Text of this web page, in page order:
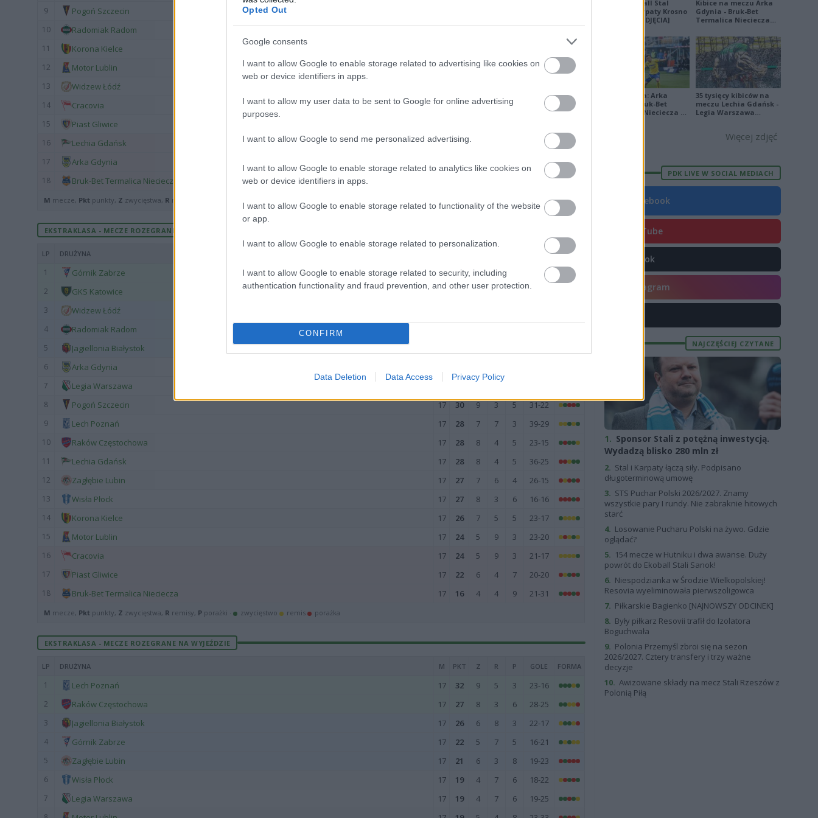
Opted Out
Google consents
I want to allow Google to enable storage related to advertising like cookies on
web or device identifiers in apps.
I want to allow my user data to be sent to Google for online advertising
purposes.
I want to allow Google to send me personalized advertising.
I want to allow Google to enable storage related to analytics like cookies on
web or device identifiers in apps.
I want to allow Google to enable storage related to functionality of the website
or app.
I want to allow Google to enable storage related to personalization.
I want to allow Google to enable storage related to security, including
authentication functionality and fraud prevention, and other user protection.
CONFIRM
Data Deletion Data Access Privacy Policy
9 Pogoń Szczecin
10 Radomiak Radom 34 44 11 11 12 52-53
11 Korona Kielce
12 Motor Lublin 34 43 10 13 11 46-53
13 Widzew Łódź
14 Cracovia 34 42 9 15 10 39-42
15 Piast Gliwice
16 Lechia Gdańsk 34 38 62-65
17 Arka Gdynia 34-61
18 Bruk-Bet Termalica Nieciecza 43-65
M mecze, Pkt punkty, Z zwycięstwa, R remisy,
EKSTRAKLASA - MECZE ROZEGRANE U SIEBIE
LP DRUŻYNA GOLE FORMA
1 Górnik Zabrze 17 34 11 1 34-17
2 GKS Katowice 17 33 10 3 4 31-20
3 Widzew Łódź
4 Radomiak Radom
5 Jagiellonia Białystok
6 Arka Gdynia
7 Legia Warszawa
8 Pogoń Szczecin 17 30 9 3 5 31-22
9 Lech Poznań 17 28 7 7 3 39-29
10 Raków Częstochowa 17 28 8 4 5 23-15
11 Lechia Gdańsk 17 28 8 4 5 36-25
12 Zagłębie Lubin 17 27 7 6 4 26-15
13 Wisła Płock 17 27 8 3 6 16-16
14 Korona Kielce 17 26 7 5 5 23-17
15 Motor Lublin 17 24 5 9 3 23-20
16 Cracovia 17 24 5 9 3 21-17
17 Piast Gliwice 17 22 6 4 7 20-20
18 Bruk-Bet Termalica Nieciecza 17 16 4 4 9 21-31
M mecze, Pkt punkty, Z zwycięstwa, R remisy, P porażki · zwycięstwo remis porażka
EKSTRAKLASA - MECZE ROZEGRANE NA WYJEŹDZIE
LP DRUŻYNA M PKT Z R P GOLE FORMA
1 Lech Poznań 17 32 9 5 3 23-16
2 Raków Częstochowa 17 27 8 3 6 28-25
3 Jagiellonia Białystok 17 26 6 8 3 22-17
4 Górnik Zabrze 17 22 5 7 5 16-21
5 Zagłębie Lubin 17 21 6 3 8 19-23
6 Wisła Płock 17 19 4 7 6 18-22
7 Legia Warszawa 17 19 4 7 6 19-25
Derby Ekoball Stal
Sanok - Karpaty Krosno
na remis [ZDJĘCIA]
Kibice na meczu Arka
Gdynia - Bruk-Bet
Termalica Nieciecza
Ekstraklasa: Arka
Gdynia - Bruk-Bet
Termalica Nieciecza 2-
35 tysięcy kibiców na
meczu Lechia Gdańsk -
Legia Warszawa
Więcej zdjęć
PDK LIVE W SOCIAL MEDIACH
Facebook
YouTube
TikTok
Instagram
NAJCZĘŚCIEJ CZYTANE
1. Sponsor Stali z potężną inwestycją.
Wydadzą blisko 280 mln zł
2. Stal i Karpaty łączą siły. Podpisano
długoterminową umowę
3. STS Puchar Polski 2026/2027. Znamy
wszystkie pary I rundy. Nie zabraknie hitowych
starć
4. Losowanie Pucharu Polski na żywo. Gdzie
oglądać?
5. 154 mecze w Hutniku i dwa awanse. Duży
powrót do Ekoball Stali Sanok!
6. Niespodzianka w Środzie Wielkopolskiej!
Resovia wyeliminowała pierwszoligowca
7. Piłkarskie Bagienko [NAJNOWSZY ODCINEK]
8. Były piłkarz Resovii trafił do Izolatora
Boguchwała
9. Polonia Przemyśl zbroi się na sezon
2026/2027. Cztery transfery i trzy ważne
decyzje
10. Awizowane składy na mecz Stali Rzeszów z
Polonią Piłą